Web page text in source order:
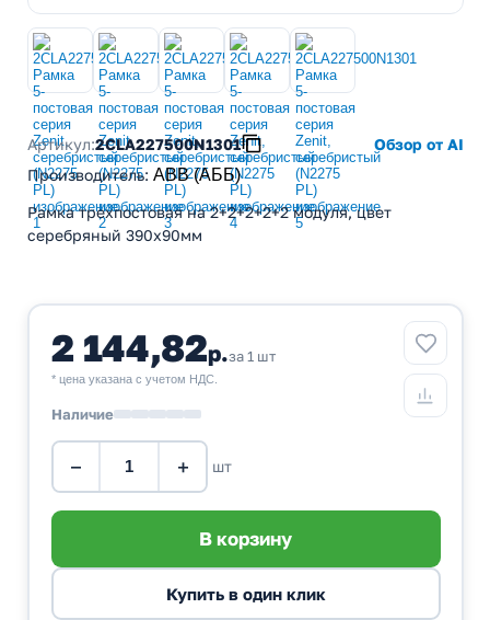
Артикул:2CLA227500N1301
Обзор от AI
Производитель: ABB (АББ)
Рамка трехпостовая на 2+2+2+2+2 модуля, цвет
серебряный 390х90мм
2 144,82р.за 1 шт
* цена указана с учетом НДС.
Наличие
− + шт